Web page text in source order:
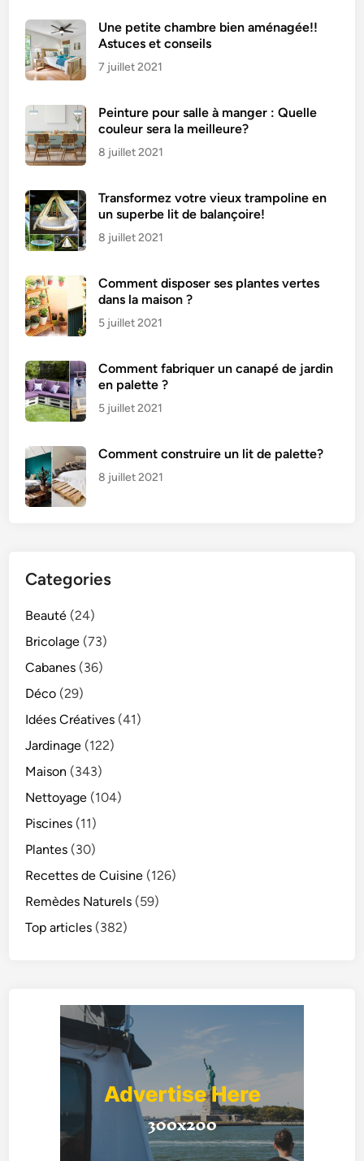
Une petite chambre bien aménagée!!
Astuces et conseils
7 juillet 2021
Peinture pour salle à manger : Quelle
couleur sera la meilleure?
8 juillet 2021
Transformez votre vieux trampoline en
un superbe lit de balançoire!
8 juillet 2021
Comment disposer ses plantes vertes
dans la maison ?
5 juillet 2021
Comment fabriquer un canapé de jardin
en palette ?
5 juillet 2021
Comment construire un lit de palette?
8 juillet 2021
Categories
Beauté (24)
Bricolage (73)
Cabanes (36)
Déco (29)
Idées Créatives (41)
Jardinage (122)
Maison (343)
Nettoyage (104)
Piscines (11)
Plantes (30)
Recettes de Cuisine (126)
Remèdes Naturels (59)
Top articles (382)